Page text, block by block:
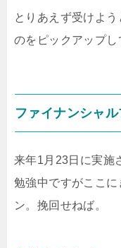
とりあえず受けよ
のをピックアップし
ファイナンシャ
来年1月23日に実施
勉強中ですがここ
ン。挽回せねば。